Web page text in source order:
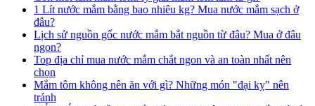
1 Lít nước mắm bằng bao nhiêu kg? Mua nước mắm sạch ở
đâu?
Lịch sử nguồn gốc nước mắm bắt nguồn từ đâu? Mua ở đâu
ngon?
Top địa chỉ mua nước mắm chắt ngon và an toàn nhất nên
chọn
Mắm tôm không nên ăn với gì? Những món "đại kỵ" nên
tránh